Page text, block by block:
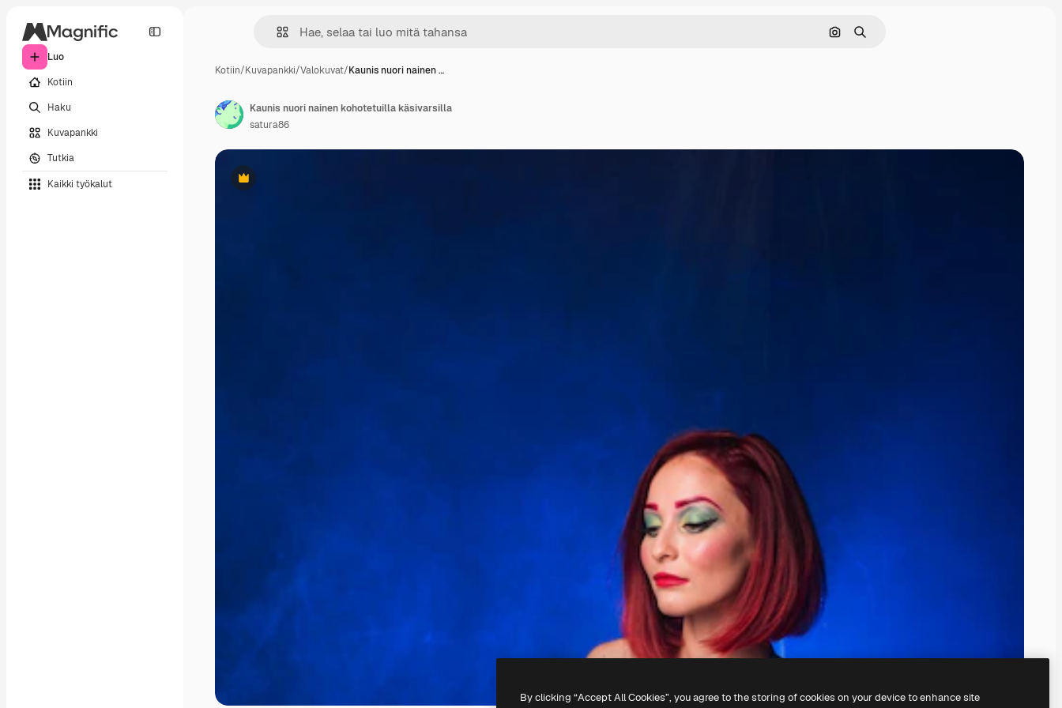
Luo
Kotiin
Haku
Kuvapankki
Tutkia
Kaikki työkalut
Hae kuvan perusteella
Haku
Kotiin/Kuvapankki/Valokuvat/Kaunis nuori nainen …
Premium
Kaunis nuori nainen kohotetuilla käsivarsilla
satura86
By clicking “Accept All Cookies”, you agree to the storing of cookies on your device to enhance site